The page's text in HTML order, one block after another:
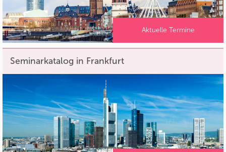
Aktuelle Termine
Seminarkatalog in Frankfurt